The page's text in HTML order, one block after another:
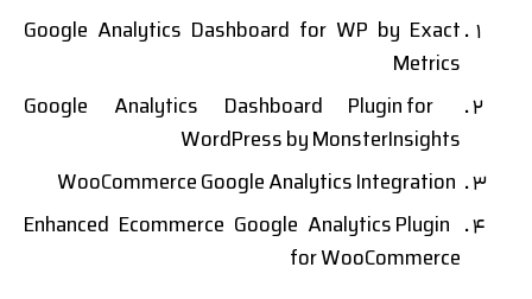
Google Analytics Dashboard for WP by Exact
Metrics
Google Analytics Dashboard Plugin for
WordPress by MonsterInsights
Enhanced Ecommerce Google Analytics Plugin
for WooCommerce